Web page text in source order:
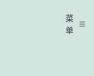
菜
单